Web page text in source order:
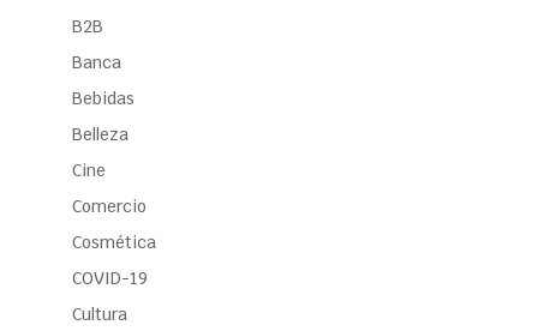
B2B
Banca
Bebidas
Belleza
Cine
Comercio
Cosmética
COVID-19
Cultura